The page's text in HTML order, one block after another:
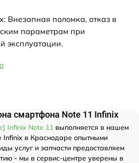
Внезапная поломка, отказ в
параметрам при
эксплуатации.
смартфона Note 11 Infinix
Infinix Note 11 выполняется в нашем
Infinix в Краснодаре опытными
услуг и запчасти предоставляем
- мы в сервис-центре уверены в